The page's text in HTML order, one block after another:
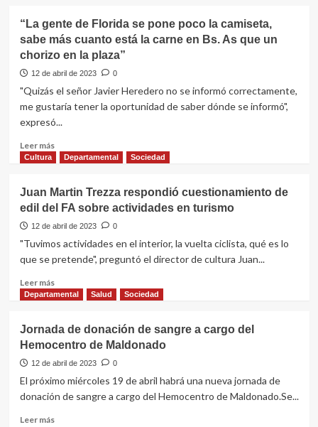
A
Florida
distinguido
a
la
deportiva
en
Copa
B
2022
“La gente de Florida se pone poco la camiseta,
sabe más cuanto está la carne en Bs. As que un
chorizo en la plaza”
12 de abril de 2023 0
"Quizás el señor Javier Heredero no se informó correctamente,
me gustaría tener la oportunidad de saber dónde se informó",
expresó...
Leer másLeer
más
gente
de
Florida
poco
camiseta,
cuanto
está
la
en
Bs.
Cultura Departamental Sociedad
Juan Martin Trezza respondió cuestionamiento de
edil del FA sobre actividades en turismo
12 de abril de 2023 0
"Tuvimos actividades en el interior, la vuelta ciclista, qué es lo
que se pretende", preguntó el director de cultura Juan...
Leer másLeer
más
Martin
Trezza
respondió
cuestionamiento
edil
Departamental Salud Sociedad
Jornada de donación de sangre a cargo del
Hemocentro de Maldonado
12 de abril de 2023 0
El próximo miércoles 19 de abril habrá una nueva jornada de
donación de sangre a cargo del Hemocentro de Maldonado.Se...
Leer másLeer